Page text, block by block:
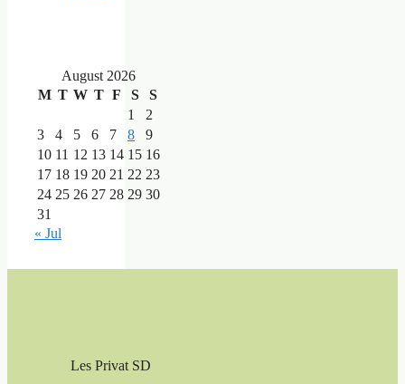
August 2026
M T W T F S
S
1
2
3
4 5 6 7 8
9
10 11 12 13 14 15 16
17 18 19 20 21 22 23
24 25 26 27 28 29 30
31
« Jul
Les Privat SD